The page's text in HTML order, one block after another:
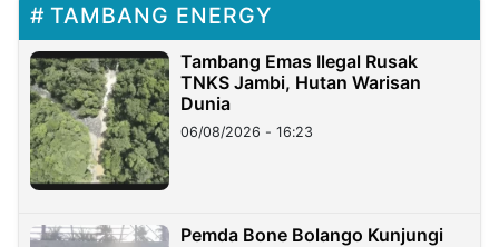
TAMBANG ENERGY
Tambang Emas Ilegal Rusak
TNKS Jambi, Hutan Warisan
Dunia
06/08/2026 - 16:23
Pemda Bone Bolango Kunjungi